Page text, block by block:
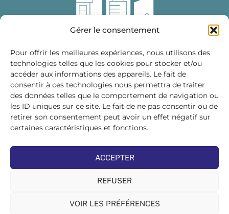
Gérer le consentement
Pour offrir les meilleures expériences, nous utilisons des
technologies telles que les cookies pour stocker et/ou
accéder aux informations des appareils. Le fait de
consentir à ces technologies nous permettra de traiter
des données telles que le comportement de navigation ou
les ID uniques sur ce site. Le fait de ne pas consentir ou de
retirer son consentement peut avoir un effet négatif sur
certaines caractéristiques et fonctions.
ACCEPTER
REFUSER
VOIR LES PRÉFÉRENCES
Fédération des Distributeurs
de Matériaux de Construction
215 bis, boulevard Saint-Germain
75007 PARIS
Tél : 01 45 48 28 44
Suivez-nous sur les réseaux sociaux :